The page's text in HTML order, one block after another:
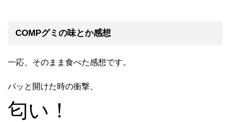
COMPグミの味とか感想
一応、そのまま食べた感想です。
パッと開けた時の衝撃、
匂い！